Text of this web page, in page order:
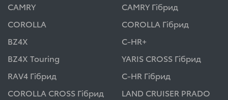
CAMRY
CAMRY Гібрид
COROLLA
COROLLA Гібрид
BZ4X
C-HR+
BZ4X Touring
YARIS CROSS Гібрид
RAV4 Гібрид
C-HR Гібрид
COROLLA CROSS Гібрид
LAND CRUISER PRADO